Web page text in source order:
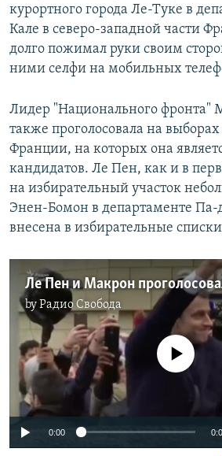
курортного города Ле-Туке в
Кале в северо-западной части
долго пожимал руки своим
ними селфи на мобильных
Лидер "Национального фронта"
также проголосовала на
Франции, на которых она
кандидатов. Ле Пен, как и в
на избирательный участок
Энен-Бомон в департаменте Па-
внесена в избирательные
byРадио Свобода
No media source
0:00